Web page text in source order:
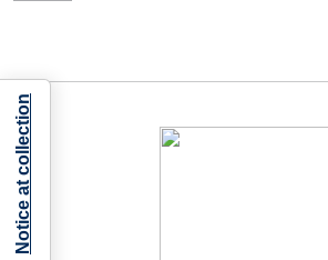
Notice at collection